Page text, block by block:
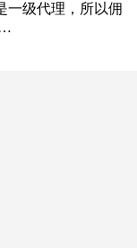
一级代理，所以佣
…